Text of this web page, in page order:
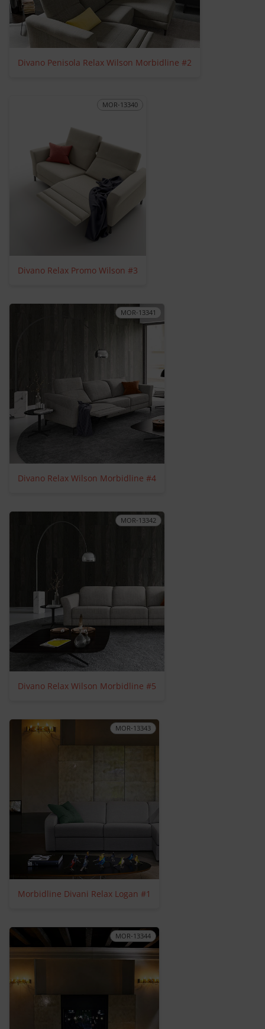
Divano Penisola Relax Wilson Morbidline #2
MOR-13340
Divano Relax Promo Wilson #3
MOR-13341
Divano Relax Wilson Morbidline #4
MOR-13342
Divano Relax Wilson Morbidline #5
MOR-13343
Morbidline Divani Relax Logan #1
MOR-13344